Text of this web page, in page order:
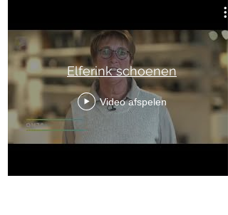
Elferink schoenen
Video afspelen